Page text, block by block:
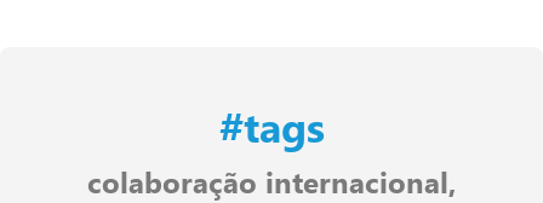
#tags
colaboração internacional,